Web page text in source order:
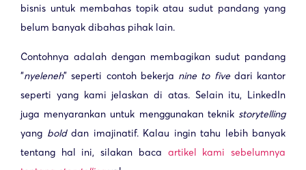
bisnis untuk membahas topik atau sudut pandang yang
belum banyak dibahas pihak lain.
Contohnya adalah dengan membagikan sudut pandang
“nyeleneh” seperti contoh bekerja nine to fivedari kantor
seperti yang kami jelaskan di atas. Selain itu, LinkedIn
juga menyarankan untuk menggunakan teknik storytelling
yang bolddan imajinatif. Kalau ingin tahu lebih banyak
tentang hal ini, silakan baca artikel kami sebelumnya